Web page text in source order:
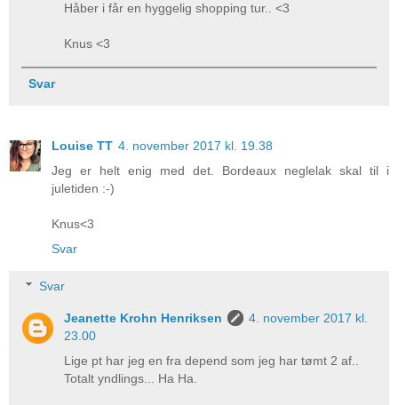
Håber i får en hyggelig shopping tur.. <3
Knus <3
Svar
Louise TT 4. november 2017 kl. 19.38
Jeg er helt enig med det. Bordeaux neglelak skal til i
juletiden :-)
Knus<3
Svar
Svar
Jeanette Krohn Henriksen
4. november 2017 kl.
23.00
Lige pt har jeg en fra depend som jeg har tømt 2 af..
Totalt yndlings... Ha Ha.